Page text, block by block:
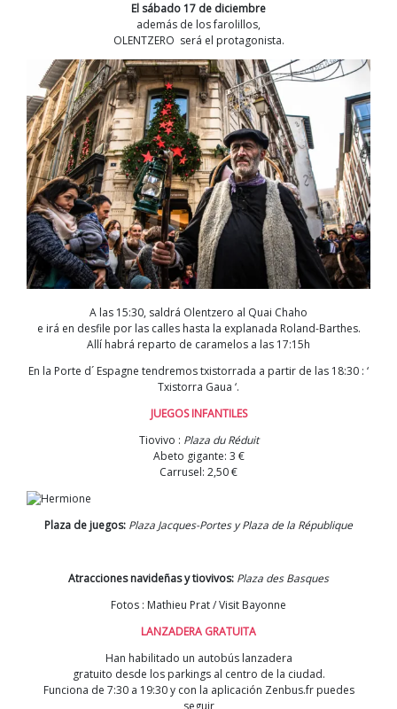
El sábado 17 de diciembre
además de los farolillos,
OLENTZERO será el protagonista.
A las 15:30, saldrá Olentzero al Quai Chaho
e irá en desfile por las calles hasta la explanada Roland-Barthes.
Allí habrá reparto de caramelos a las 17:15h
En la Porte d´ Espagne tendremos txistorrada a partir de las 18:30 : ‘
Txistorra Gaua ‘.
JUEGOS INFANTILES
Tiovivo : Plaza du Réduit
Abeto gigante: 3 €
Carrusel: 2,50 €
Plaza de juegos: Plaza Jacques-Portes y Plaza de la République
Atracciones navideñas y tiovivos: Plaza des Basques
Fotos : Mathieu Prat / Visit Bayonne
LANZADERA GRATUITA
Han habilitado un autobús lanzadera
gratuito desde los parkings al centro de la ciudad.
Funciona de 7:30 a 19:30 y con la aplicación Zenbus.fr puedes
seguir